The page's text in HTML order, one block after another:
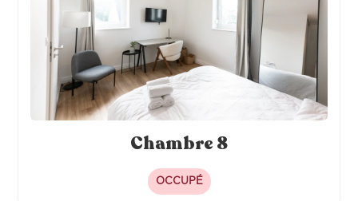
Chambre 8
OCCUPÉ